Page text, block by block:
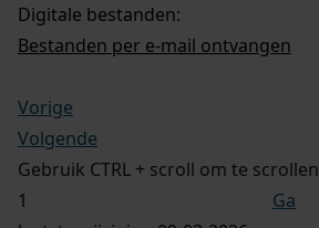
Digitale bestanden:
Bestanden per e-mail ontvangen
Vorige
Volgende
Gebruik CTRL + scroll om te scrollen
Ga